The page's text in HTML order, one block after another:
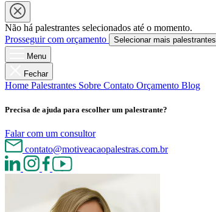
Não há palestrantes selecionados até o momento.
Prosseguir com orçamento
Selecionar mais palestrantes
Menu
Fechar
Home Palestrantes Sobre Contato Orçamento Blog
Precisa de ajuda para escolher um palestrante?
Falar com um consultor
contato@motiveacaopalestras.com.br